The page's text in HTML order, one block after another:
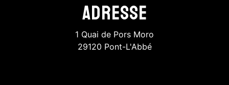
Adresse
1 Quai de Pors Moro
29120 Pont-L'Abbé